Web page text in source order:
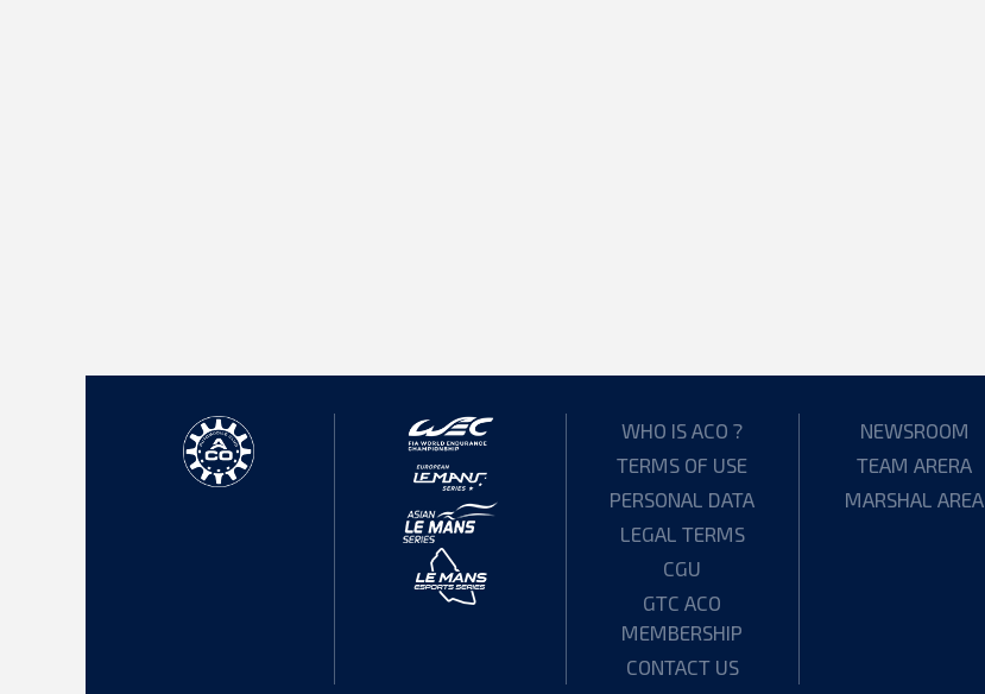
WHO IS ACO ?
TERMS OF USE
PERSONAL DATA
LEGAL TERMS
CGU
GTC ACO
MEMBERSHIP
CONTACT US
NEWSROOM
TEAM ARERA
MARSHAL AREA